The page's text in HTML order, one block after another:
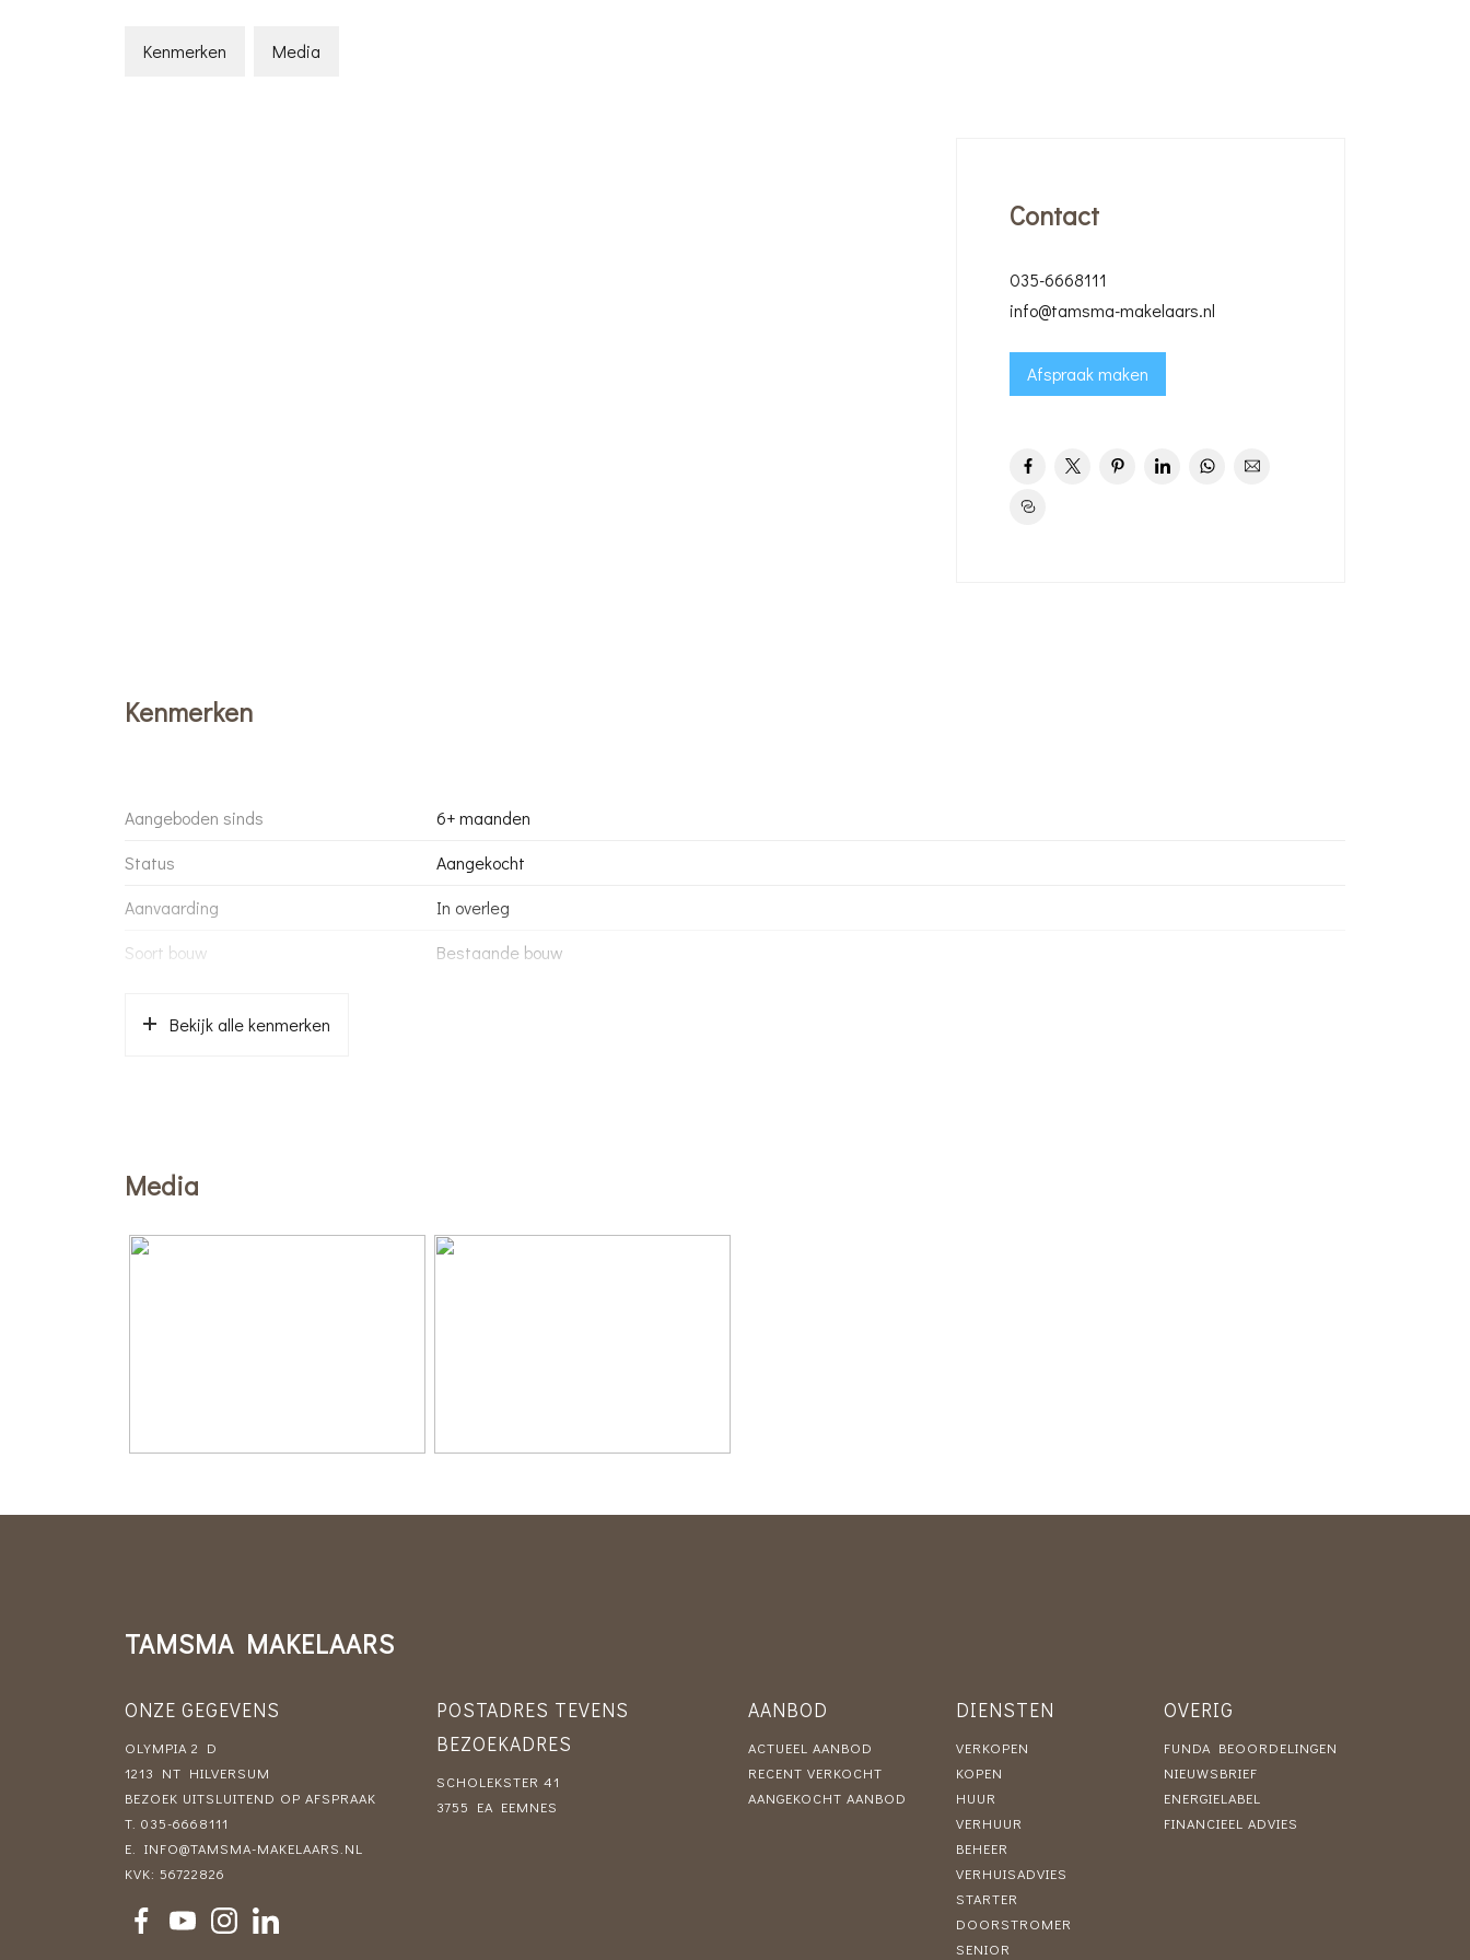
Kenmerken Media
Contact
035-6668111
info@tamsma-makelaars.nl
Afspraak maken
Kenmerken
Aangeboden sinds
6+ maanden
Status
Aangekocht
Aanvaarding
In overleg
Soort bouw
Bestaande bouw
Bekijk alle kenmerken
Media
TAMSMA MAKELAARS
ONZE GEGEVENS
OLYMPIA 2 D
1213 NT HILVERSUM
BEZOEK UITSLUITEND OP AFSPRAAK
T. 035-6668111
E. INFO@TAMSMA-MAKELAARS.NL
KVK: 56722826
POSTADRES TEVENS
BEZOEKADRES
SCHOLEKSTER 41
3755 EA EEMNES
AANBOD
ACTUEEL AANBOD
RECENT VERKOCHT
AANGEKOCHT AANBOD
DIENSTEN
VERKOPEN
KOPEN
HUUR
VERHUUR
BEHEER
VERHUISADVIES
STARTER
DOORSTROMER
SENIOR
OVERIG
FUNDA BEOORDELINGEN
NIEUWSBRIEF
ENERGIELABEL
FINANCIEEL ADVIES